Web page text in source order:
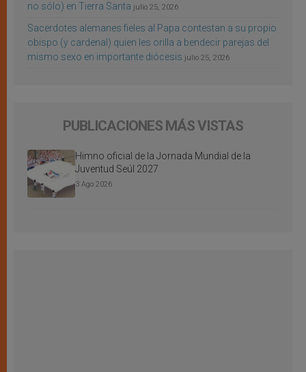
no sólo) en Tierra Santa julio 25, 2026
Sacerdotes alemanes fieles al Papa contestan a su propio
obispo (y cardenal) quien les orilla a bendecir parejas del
mismo sexo en importante diócesis julio 25, 2026
PUBLICACIONES MÁS VISTAS
Himno oficial de la Jornada Mundial de la
Juventud Seúl 2027
3 Ago 2026